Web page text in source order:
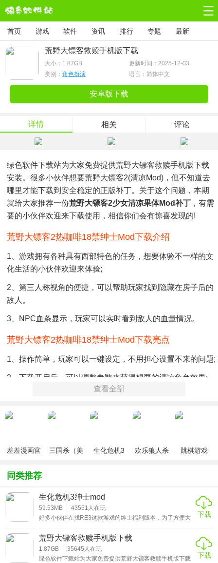
首页 游戏 软件 资讯 排行 专题 最新
荒野大镖客救赎手机版下载
大小： 1.87GB
更新时间：2025-12-03
类别： 角色扮演 语言：简体中文
安卓版下载
详情 相关 评论
绿色软件下载站为大家免费提供荒野大镖客救赎手机版下载
安装。很多小伙伴想要荒野大镖客2(清凉mod)，但不知道去
哪里才能下载到安全稳定的正版补丁。关于这个问题，本期
就给大家推荐一份荒野大镖客2少女清凉果体mod补丁 ，有需
要的小伙伴欢迎来下载使用，相信你们会有惊喜发现的!
荒野大镖客2热咖啡18禁绅士mod下载介绍
1、游戏拥有各种具有西部特色的任务，想要体验不一样的文
化生活的小伙伴欢迎来体验;
2、第三人称视角的便捷，可以帮助玩家找到隐藏在房子后的
敌人。
3、NPC血条显示，玩家可以实时看到敌人的血量情况。
荒野大镖客2热咖啡18禁绅士mod下载亮点
1、操作简单，玩家可以一键设定，不用担心设置不来的问题;
2、下载开启后，可以调整参数来获得想要的清凉角色效果;
荒野大镖客2热咖啡18禁绅士mod下载总结
调整参数，使用之后就可以让游戏中的男女角色拥有的清凉
查看全部
羞羞漫画官
三国杀（美
生化危机3
欢乐狼人杀
跳棋游戏
同类推荐
生化危机3绅士mod
59.53MB 43551 人在玩
好多小伙伴在找RE3这款游戏的绅士福利版本，为了方便大
足大家对游戏角色的遐想。感兴趣的小伙伴不能错过生化危
机3重制版福利mod哟!
下载
荒野大镖客救赎手机版下载
1.87GB 35645 人在玩
绿色软件下载站为大家免费提供荒野大镖客救赎手机版下载
下载